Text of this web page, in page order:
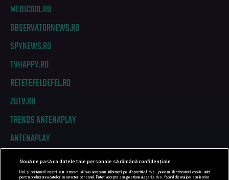
MEDICOOL.RO
OBSERVATORNEWS.RO
SPYNEWS.RO
TVHAPPY.RO
RETETEFELDEFEL.RO
ZUTV.RO
TRENDS ANTENAPLAY
ANTENAPLAY
PRIVACY
Nouă ne pasă ca datele tale personale să rămână confidențiale
Noi și partenerii noștri 831
stocăm și/sau accesăm informații pe dispozitivul dvs., precum identificatorii cookie unici
pentru prelucrarea datelor cu caracter personal. Puteți accepta sau gestiona alegerile dvs. făcând clic mai jos sau în orice